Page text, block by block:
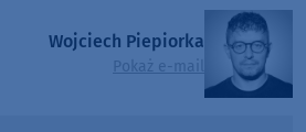
Wojciech Piepiorka
Pokaż e-mail